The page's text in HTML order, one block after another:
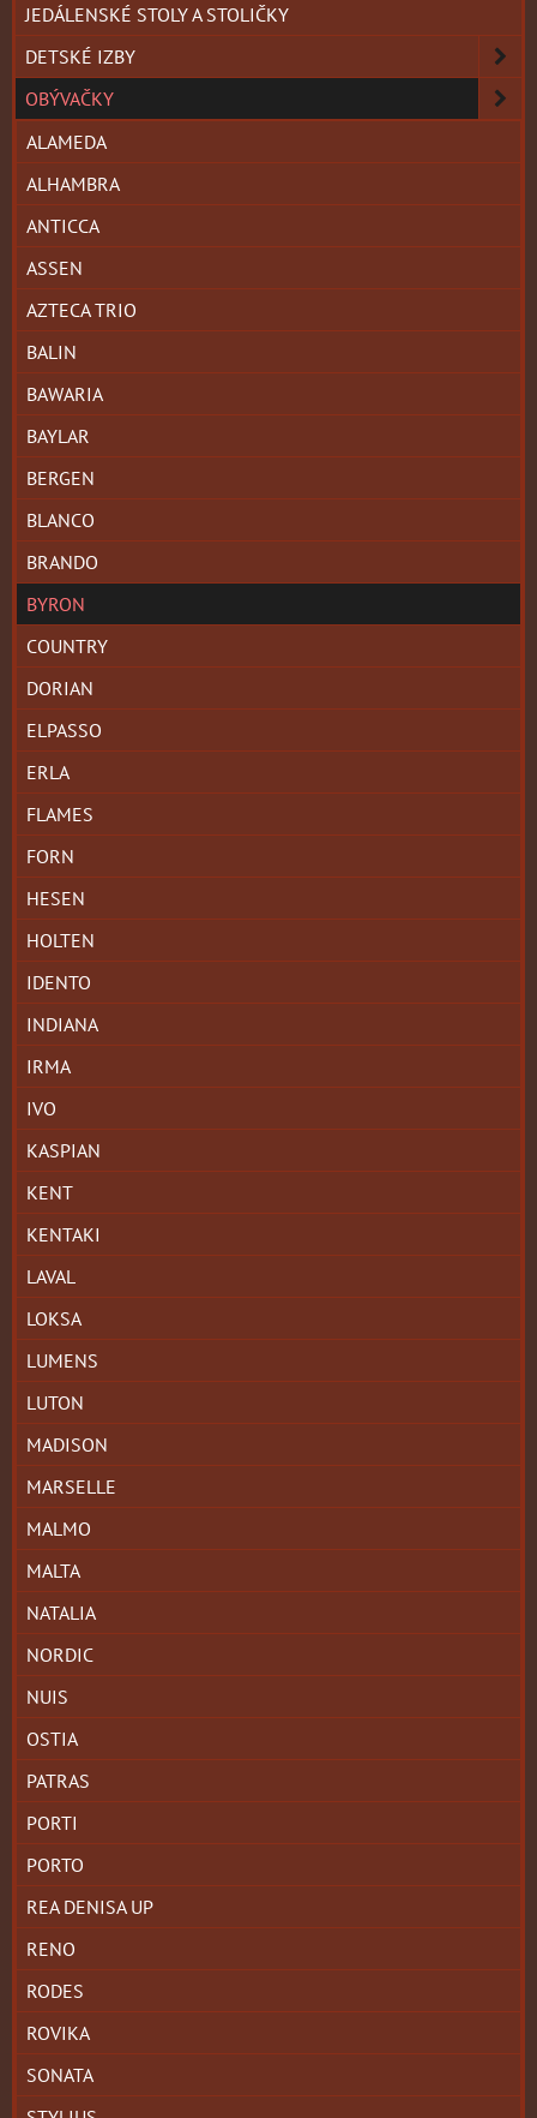
JEDÁLENSKÉ STOLY A STOLIČKY
DETSKÉ IZBY
OBÝVAČKY
ALAMEDA
ALHAMBRA
ANTICCA
ASSEN
AZTECA TRIO
BALIN
BAWARIA
BAYLAR
BERGEN
BLANCO
BRANDO
BYRON
COUNTRY
DORIAN
ELPASSO
ERLA
FLAMES
FORN
HESEN
HOLTEN
IDENTO
INDIANA
IRMA
IVO
KASPIAN
KENT
KENTAKI
LAVAL
LOKSA
LUMENS
LUTON
MADISON
MARSELLE
MALMO
MALTA
NATALIA
NORDIC
NUIS
OSTIA
PATRAS
PORTI
PORTO
REA DENISA UP
RENO
RODES
ROVIKA
SONATA